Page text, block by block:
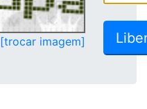
[trocar imagem]